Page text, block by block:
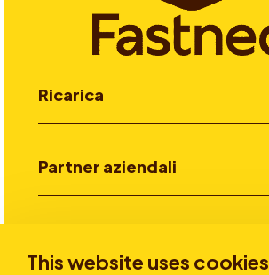
This website uses cookies
Ricarica
Partner aziendali